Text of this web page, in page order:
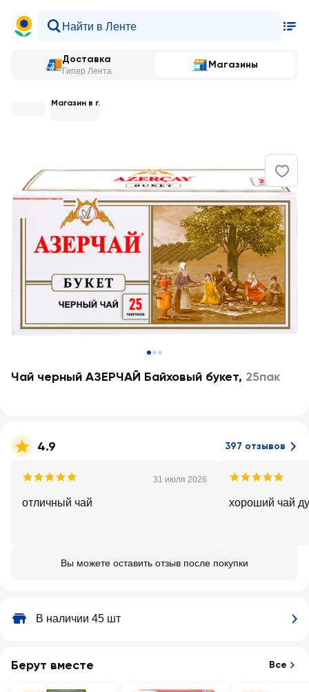
Доставка
Гипер Лента
Магазины
Магазин в г.
Чай черный АЗЕРЧАЙ Байховый букет, 25пак
4.9 397 отзывов
31 июля 2026
отличный чай хороший чай
Вы можете оставить отзыв после покупки
В наличии 45 шт
Берут вместе Все